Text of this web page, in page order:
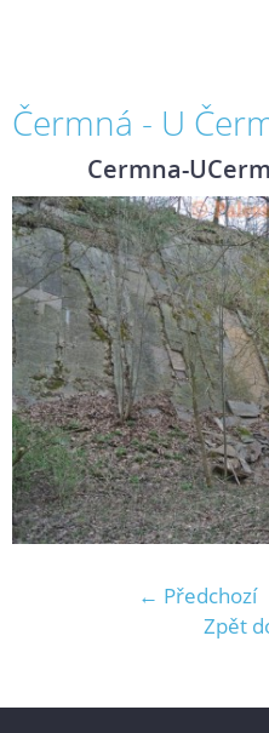
Čermná - U
Cermna-
← Předchozí
Zpět